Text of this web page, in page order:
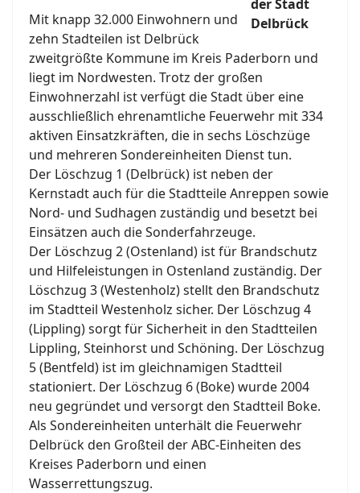
Mit knapp 32.000 Einwohnern und
zehn Stadteilen ist Delbrück
zweitgrößte Kommune im Kreis Paderborn und
liegt im Nordwesten. Trotz der großen
Einwohnerzahl ist verfügt die Stadt über eine
ausschließlich ehrenamtliche Feuerwehr mit 334
aktiven Einsatzkräften, die in sechs Löschzüge
und mehreren Sondereinheiten Dienst tun.
Der Löschzug 1 (Delbrück) ist neben der
Kernstadt auch für die Stadtteile Anreppen sowie
Nord- und Sudhagen zuständig und besetzt bei
Einsätzen auch die Sonderfahrzeuge.
Der Löschzug 2 (Ostenland) ist für Brandschutz
und Hilfeleistungen in Ostenland zuständig. Der
Löschzug 3 (Westenholz) stellt den Brandschutz
im Stadtteil Westenholz sicher. Der Löschzug 4
(Lippling) sorgt für Sicherheit in den Stadtteilen
Lippling, Steinhorst und Schöning. Der Löschzug
5 (Bentfeld) ist im gleichnamigen Stadtteil
stationiert. Der Löschzug 6 (Boke) wurde 2004
neu gegründet und versorgt den Stadtteil Boke.
Als Sondereinheiten unterhält die Feuerwehr
Delbrück den Großteil der ABC-Einheiten des
Kreises Paderborn und einen
Wasserrettungszug.